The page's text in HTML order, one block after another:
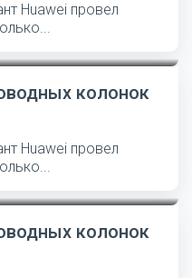
Huawei провел
колонок
Huawei провел
колонок